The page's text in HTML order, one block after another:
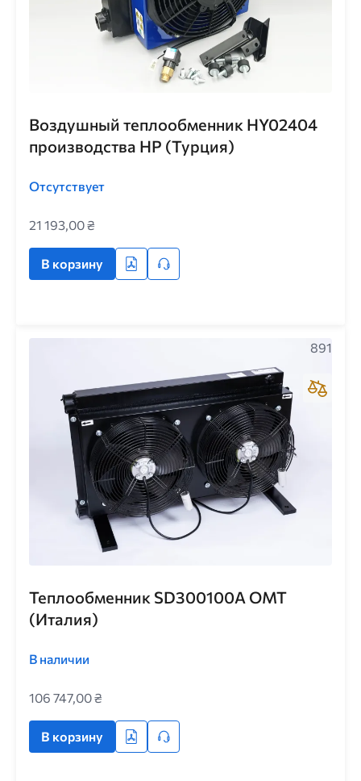
Воздушный теплообменник HY02404
производства HP (Турция)
Отсутствует
21 193,00 ₴
В корзину
Теплообменник SD300100A ОМТ
(Италия)
В наличии
106 747,00 ₴
В корзину
891